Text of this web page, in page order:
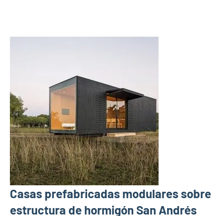
Casas prefabricadas modulares sobre
estructura de hormigón San Andrés